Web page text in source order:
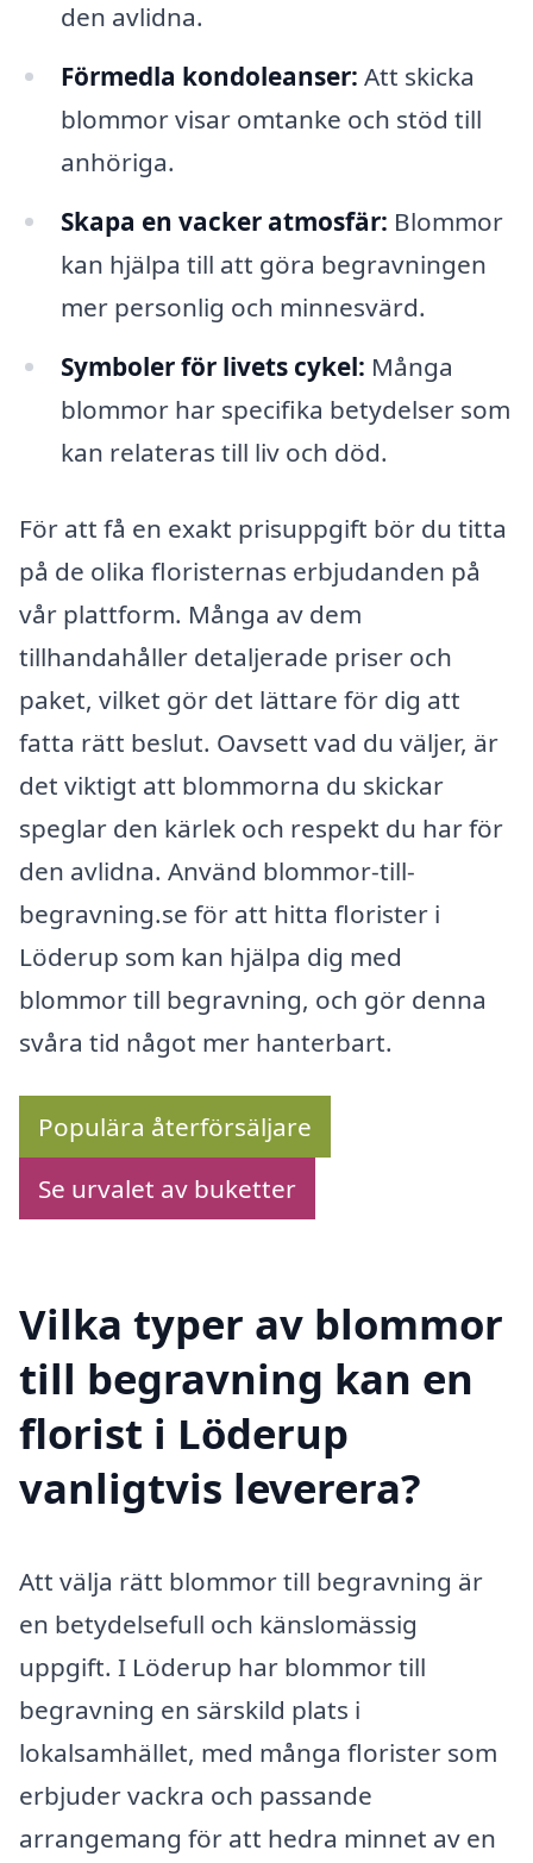
den avlidna.
Förmedla kondoleanser: Att skicka
blommor visar omtanke och stöd till
anhöriga.
Skapa en vacker atmosfär: Blommor
kan hjälpa till att göra begravningen
mer personlig och minnesvärd.
Symboler för livets cykel: Många
blommor har specifika betydelser som
kan relateras till liv och död.
För att få en exakt prisuppgift bör du titta
på de olika floristernas erbjudanden på
vår plattform. Många av dem
tillhandahåller detaljerade priser och
paket, vilket gör det lättare för dig att
fatta rätt beslut. Oavsett vad du väljer, är
det viktigt att blommorna du skickar
speglar den kärlek och respekt du har för
den avlidna. Använd blommor-till-
begravning.se för att hitta florister i
Löderup som kan hjälpa dig med
blommor till begravning, och gör denna
svåra tid något mer hanterbart.
Populära återförsäljare
Se urvalet av buketter
Vilka typer av blommor
till begravning kan en
florist i Löderup
vanligtvis leverera?
Att välja rätt blommor till begravning är
en betydelsefull och känslomässig
uppgift. I Löderup har blommor till
begravning en särskild plats i
lokalsamhället, med många florister som
erbjuder vackra och passande
arrangemang för att hedra minnet av en